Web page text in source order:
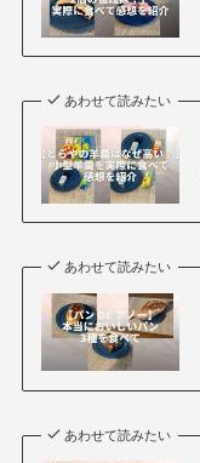
あわせて読みたい
あわせて読みたい
あわせて読みたい